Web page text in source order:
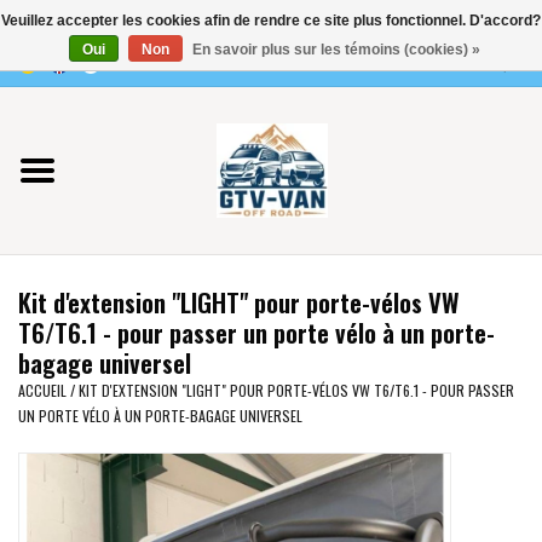
0 Articles - €0,00
Utilisez
les
flèches
haut
et
bas
pour
résultat
disponible.
sur
Entrée
pour
accéder
au
Vito / classe V - 447
Viano /Vito 639
VW T7 2025
VW T6
VW T5
VW CRAFTER / MAN TGE
Kit d'extension "LIGHT" pour porte-vélos VW
T6/T6.1 - pour passer un porte vélo à un porte-
bagage universel
ACCUEIL /KIT D'EXTENSION "LIGHT" POUR PORTE-VÉLOS VW T6/T6.1 - POUR PASSER
UN PORTE VÉLO À UN PORTE-BAGAGE UNIVERSEL
Veuillez accepter les cookies afin de rendre ce site plus fonctionnel. D'accord?
Oui
Non En savoir plus sur les témoins (cookies) »